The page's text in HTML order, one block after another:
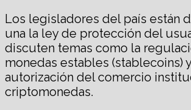
Los legisladores del país están
una la ley de protección del
discuten temas como la
monedas estables (stablecoins)
autorización del comercio
criptomonedas.